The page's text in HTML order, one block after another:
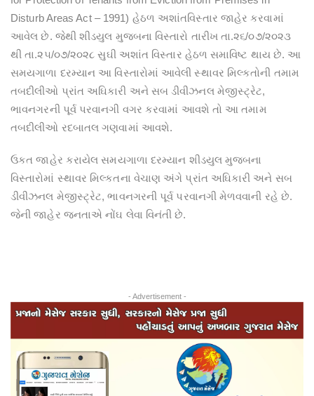
Disturb Areas Act – 1991) હેઠળ અશાંતવિસ્તાર જાહેર કરવામાં
આવેલ છે. જેથી શીડયુલ મુજબના વિસ્તારો તારીખ તા.૨૬/૦૭/૨૦૨૩
થી તા.૨૫/૦૭/૨૦૨૮ સુઘી અશાંત વિસ્તાર હેઠળ સમાવિષ્ટ થાય છે. આ
સમયગાળા દરમ્યાન આ વિસ્તારોમાં આવેલી સ્થાવર મિલ્કતોની તમામ
તબદીલીઓ પ્રાંત અઘિકારી અને સબ ડીવીઝનલ મેજીસ્ટ્રેટ,
ભાવનગરની પૂર્વ પરવાનગી વગર કરવામાં આવશે તો આ તમામ
તબદીલીઓ રદબાતલ ગણવામાં આવશે.
ઉકત જાહેર કરાયેલ સમયગાળા દરમ્યાન શીડયુલ મુજબના
વિસ્તારોમાં સ્થાવર મિલ્કતના વેચાણ અંગે પ્રાંત અઘિકારી અને સબ
ડીવીઝનલ મેજીસ્ટ્રેટ, ભાવનગરની પૂર્વ પરવાનગી મેળવવાની રહે છે.
જેની જાહેર જનતાએ નોંઘ લેવા વિનંતી છે.
- Advertisement -
Previous